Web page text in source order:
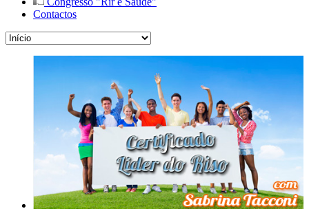
Contactos